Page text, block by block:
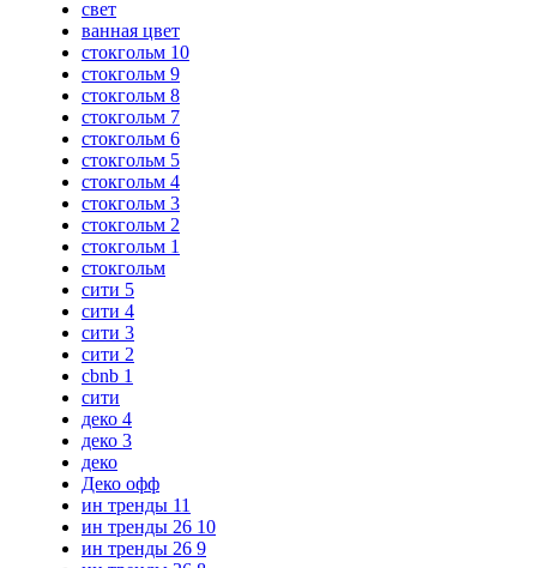
свет
ванная цвет
стокгольм 10
стокгольм 9
стокгольм 8
стокгольм 7
стокгольм 6
стокгольм 5
стокгольм 4
стокгольм 3
стокгольм 2
стокгольм 1
стокгольм
сити 5
сити 4
сити 3
сити 2
cbnb 1
сити
деко 4
деко 3
деко
Деко офф
ин тренды 11
ин тренды 26 10
ин тренды 26 9